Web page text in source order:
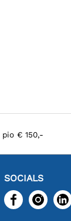
pio € 150,-
SOCIALS